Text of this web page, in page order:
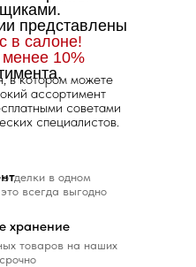
товаров на наших
хранение
в одном
всегда выгодно
представлены
в салоне!
менее 10%
в котором можете
ассортимент
советами
специалистов.